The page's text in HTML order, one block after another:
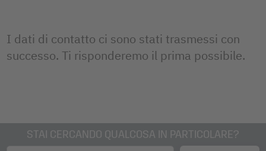
I dati di contatto ci sono stati trasmessi con
successo. Ti risponderemo il prima possibile.
STAI CERCANDO QUALCOSA IN PARTICOLARE?